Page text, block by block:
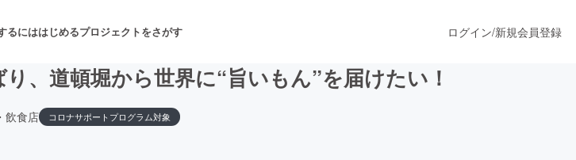
るにははじめるプロジェクトをさがす ログイン/新規会員登録
、道頓堀から世界に“旨いもん”を届けたい！
飲食店 コロナサポートプログラム対象